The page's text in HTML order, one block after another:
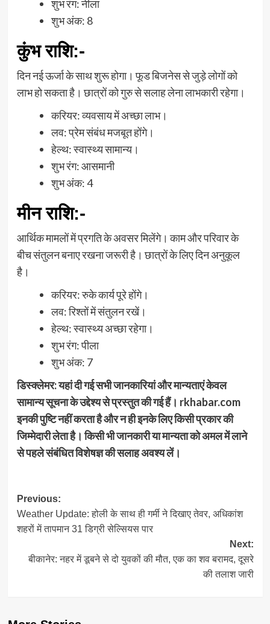
शुभ रंग: नीला
शुभ अंक: 8
कुंभ राशि:-
दिन नई ऊर्जा के साथ शुरू होगा। फूड बिजनेस से जुड़े लोगों को
लाभ हो सकता है। छात्रों को गुरु से सलाह लेना लाभकारी रहेगा।
करियर: व्यवसाय में अच्छा लाभ।
लव: प्रेम संबंध मजबूत होंगे।
हेल्थ: स्वास्थ्य सामान्य।
शुभ रंग: आसमानी
शुभ अंक: 4
मीन राशि:-
आर्थिक मामलों में प्रगति के अवसर मिलेंगे। काम और परिवार के
बीच संतुलन बनाए रखना जरूरी है। छात्रों के लिए दिन अनुकूल
है।
करियर: रुके कार्य पूरे होंगे।
लव: रिश्तों में संतुलन रखें।
हेल्थ: स्वास्थ्य अच्छा रहेगा।
शुभ रंग: पीला
शुभ अंक: 7
डिस्क्लेमर: यहां दी गई सभी जानकारियां और मान्यताएं केवल
सामान्य सूचना के उद्देश्य से प्रस्तुत की गई हैं। rkhabar.com
इनकी पुष्टि नहीं करता है और न ही इनके लिए किसी प्रकार की
जिम्मेदारी लेता है। किसी भी जानकारी या मान्यता को अमल में लाने
से पहले संबंधित विशेषज्ञ की सलाह अवश्य लें।
Post
navigation
Previous:
Weather Update: होली के साथ ही गर्मी ने दिखाए तेवर, अधिकांश
शहरों में तापमान 31 डिग्री सेल्सियस पार
Next:
बीकानेर: नहर में डूबने से दो युवकों की मौत, एक का शव बरामद, दूसरे
की तलाश जारी